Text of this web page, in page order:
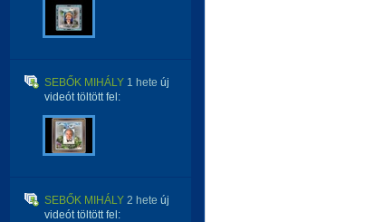
SEBŐK MIHÁLY 1 hete új
videót töltött fel:
SEBŐK MIHÁLY 2 hete új
videót töltött fel: